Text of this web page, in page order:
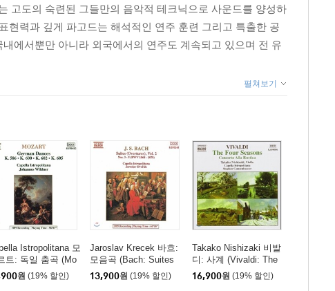
고도의 숙련된 그들만의 음악적 테크닉으로 사운드를 양성하
현력과 깊게 파고드는 해석적인 연주 훈련 그리고 특출한 공
에서뿐만 아니라 외국에서의 연주도 계속되고 있으며 전 유
펼쳐보기
Istropolitana 모
트: 독일 춤곡 (Mo
German Dances
K.600, K.602,
원 (19% 할인)
Jaroslav Krecek 바흐:
모음곡 (Bach: Suites
[Overtures] Vol.2 Nos.
3-5 BWV1068-1070)
13,900원 (19% 할인)
Takako Nishizaki 비발
디: 사계 (Vivaldi: The
Four Seasons, Concert
o Alla Rustica)
16,900원 (19% 할인)